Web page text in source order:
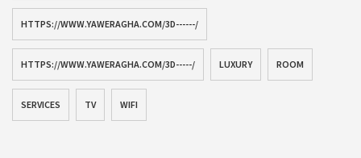
HTTPS://WWW.YAWERAGHA.COM/3D------/
HTTPS://WWW.YAWERAGHA.COM/3D-----/ LUXURY ROOM
SERVICES TV WIFI